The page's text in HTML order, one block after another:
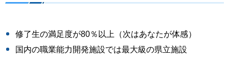
修了生の満足度が80％以上（次はあなたが体感）
国内の職業能力開発施設では最大級の県立施設